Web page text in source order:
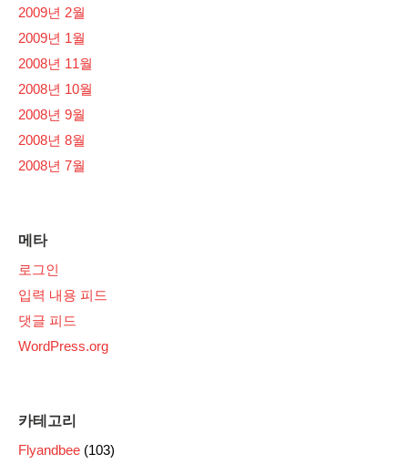
2009년 2월
2009년 1월
2008년 11월
2008년 10월
2008년 9월
2008년 8월
2008년 7월
메타
로그인
입력 내용 피드
댓글 피드
WordPress.org
카테고리
Flyandbee (103)